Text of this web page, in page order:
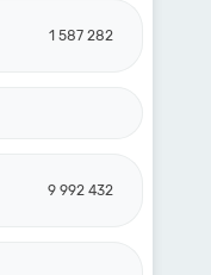
1 587 282
9 992 432